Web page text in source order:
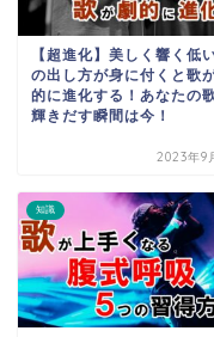
【超進化】美しく響く低
の出し方が身に付くと歌
的に進化する！あなたの
輝きだす瞬間は今！
2023年9
知識